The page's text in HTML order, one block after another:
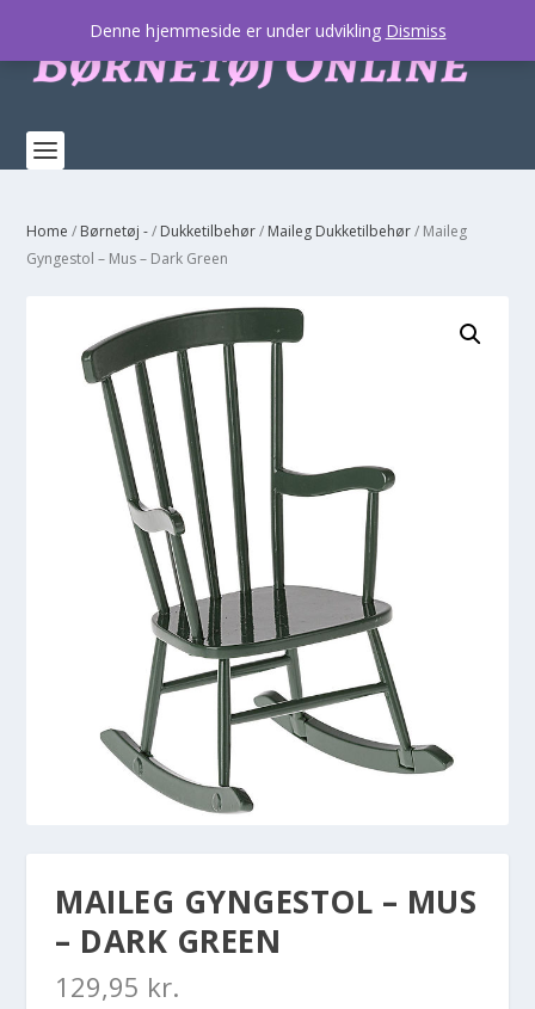
Home / Børnetøj -/ Dukketilbehør/ Maileg Dukketilbehør/ Maileg
Gyngestol – Mus – Dark Green
MAILEG GYNGESTOL – MUS
– DARK GREEN
129,95 kr.
Denne hjemmeside er under udvikling Dismiss